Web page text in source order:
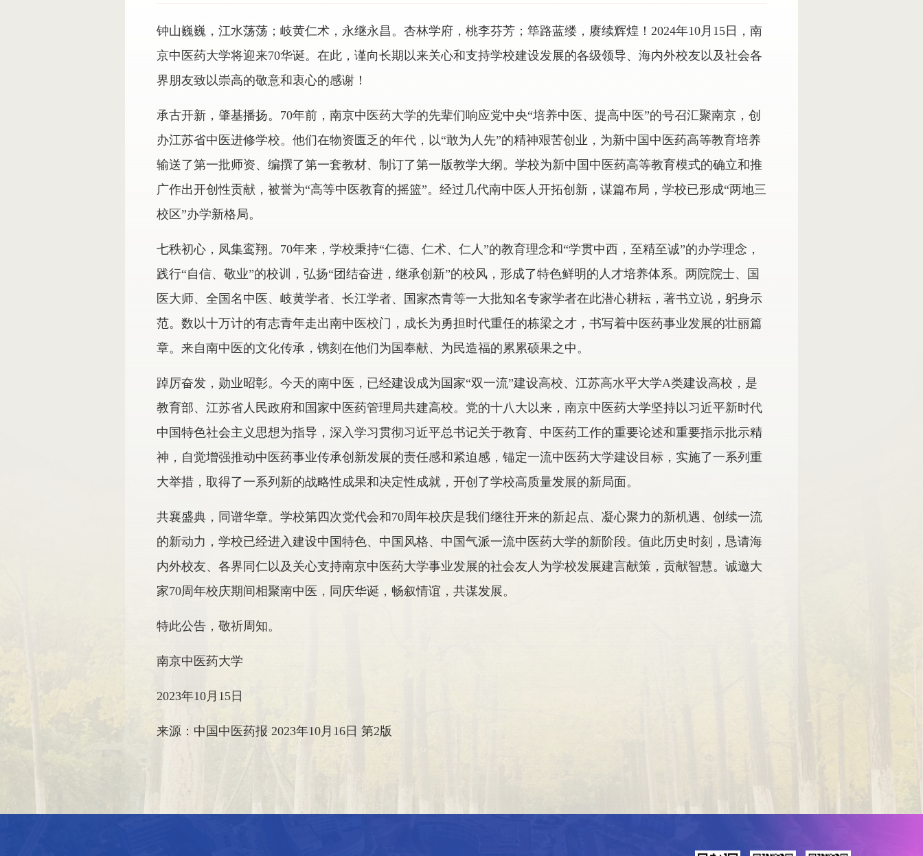
钟山巍巍，江水荡荡；岐黄仁术，永继永昌。杏林学府，桃李芬芳；筚路蓝缕，赓续辉煌！2024年10月15日，南
京中医药大学将迎来70华诞。在此，谨向长期以来关心和支持学校建设发展的各级领导、海内外校友以及社会各
界朋友致以崇高的敬意和衷心的感谢！
承古开新，肇基播扬。70年前，南京中医药大学的先辈们响应党中央“培养中医、提高中医”的号召汇聚南京，创
办江苏省中医进修学校。他们在物资匮乏的年代，以“敢为人先”的精神艰苦创业，为新中国中医药高等教育培养
输送了第一批师资、编撰了第一套教材、制订了第一版教学大纲。学校为新中国中医药高等教育模式的确立和推
广作出开创性贡献，被誉为“高等中医教育的摇篮”。经过几代南中医人开拓创新，谋篇布局，学校已形成“两地三
校区”办学新格局。
七秩初心，凤集鸾翔。70年来，学校秉持“仁德、仁术、仁人”的教育理念和“学贯中西，至精至诚”的办学理念，
践行“自信、敬业”的校训，弘扬“团结奋进，继承创新”的校风，形成了特色鲜明的人才培养体系。两院院士、国
医大师、全国名中医、岐黄学者、长江学者、国家杰青等一大批知名专家学者在此潜心耕耘，著书立说，躬身示
范。数以十万计的有志青年走出南中医校门，成长为勇担时代重任的栋梁之才，书写着中医药事业发展的壮丽篇
章。来自南中医的文化传承，镌刻在他们为国奉献、为民造福的累累硕果之中。
踔厉奋发，勋业昭彰。今天的南中医，已经建设成为国家“双一流”建设高校、江苏高水平大学A类建设高校，是
教育部、江苏省人民政府和国家中医药管理局共建高校。党的十八大以来，南京中医药大学坚持以习近平新时代
中国特色社会主义思想为指导，深入学习贯彻习近平总书记关于教育、中医药工作的重要论述和重要指示批示精
神，自觉增强推动中医药事业传承创新发展的责任感和紧迫感，锚定一流中医药大学建设目标，实施了一系列重
大举措，取得了一系列新的战略性成果和决定性成就，开创了学校高质量发展的新局面。
共襄盛典，同谱华章。学校第四次党代会和70周年校庆是我们继往开来的新起点、凝心聚力的新机遇、创续一流
的新动力，学校已经进入建设中国特色、中国风格、中国气派一流中医药大学的新阶段。值此历史时刻，恳请海
内外校友、各界同仁以及关心支持南京中医药大学事业发展的社会友人为学校发展建言献策，贡献智慧。诚邀大
家70周年校庆期间相聚南中医，同庆华诞，畅叙情谊，共谋发展。
特此公告，敬祈周知。
南京中医药大学
2023年10月15日
来源：中国中医药报 2023年10月16日 第2版